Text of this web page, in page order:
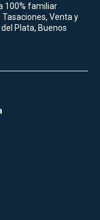
100% familiar
Venta y
Plata, Buenos